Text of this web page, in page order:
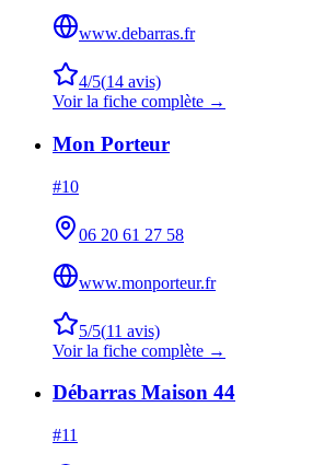
www.debarras.fr
4/5(14 avis)
Voir la fiche complète →
Mon Porteur
#10
06 20 61 27 58
www.monporteur.fr
5/5(11 avis)
Voir la fiche complète →
Débarras Maison 44
#11